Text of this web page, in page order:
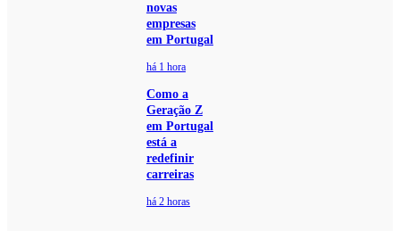
novas
empresas
em Portugal
há 1 hora
Como a
Geração Z
em Portugal
está a
redefinir
carreiras
há 2 horas